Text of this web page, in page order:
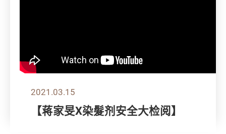
2021.03.15
【蒋家旻X染髮剂安全大检阅】